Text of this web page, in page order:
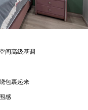
间高级基调
包裹起来
感